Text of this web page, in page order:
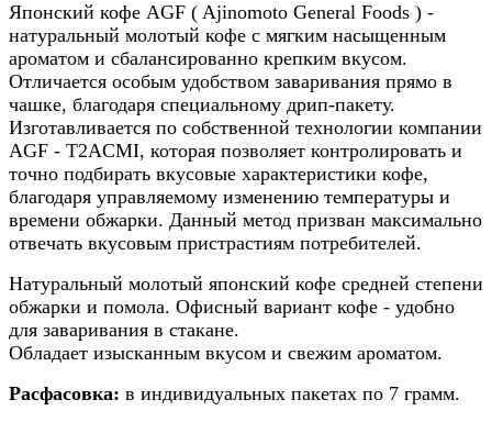
Японский кофе AGF ( Ajinomoto General Foods ) -
натуральный молотый кофе с мягким насыщенным
ароматом и сбалансированно крепким вкусом.
Отличается особым удобством заваривания прямо в
чашке, благодаря специальному дрип-пакету.
Изготавливается по собственной технологии компании
AGF - T2ACMI, которая позволяет контролировать и
точно подбирать вкусовые характеристики кофе,
благодаря управляемому изменению температуры и
времени обжарки. Данный метод призван максимально
отвечать вкусовым пристрастиям потребителей.
Натуральный молотый японский кофе средней степени
обжарки и помола. Офисный вариант кофе - удобно
для заваривания в стакане.
Обладает изысканным вкусом и свежим ароматом.
Расфасовка: в индивидуальных пакетах по 7 грамм.